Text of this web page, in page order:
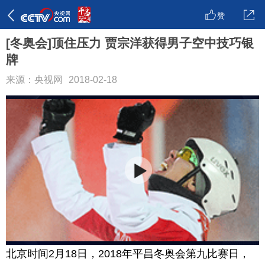
赞
[冬奥会]顶住压力 贾宗洋获得男子空中技巧银
牌
来源：央视网 2018-02-18
北京时间2月18日，2018年平昌冬奥会第九比赛日，